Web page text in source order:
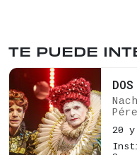
TE PUEDE
20